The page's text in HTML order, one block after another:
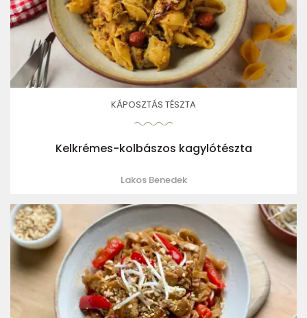
KÁPOSZTÁS TÉSZTA
Kelkrémes-kolbászos kagylótészta
Lakos Benedek